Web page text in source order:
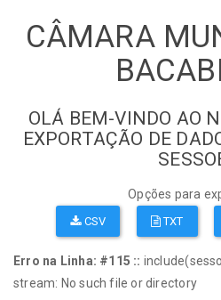
CÂMARA
OLÁ BEM-VINDO AO
EXPORTAÇÃO DE
Opções para
CSV TXT
Erro na Linha: #115 ::
stream: No such file or directory